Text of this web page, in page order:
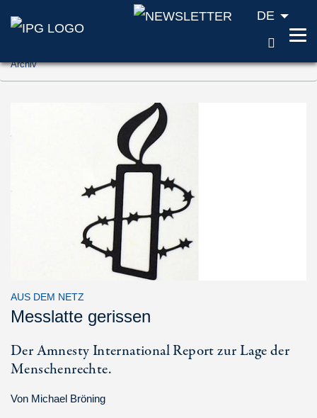
Zum Inhalt springen (Accesskey '1')
Zur Suche springen (Accesskey '2')
Zur Navigation springen (Accesskey '3')
DE
Archiv
AUS DEM NETZ
Messlatte gerissen
Der Amnesty International Report zur Lage der
Menschenrechte.
Von Michael Bröning